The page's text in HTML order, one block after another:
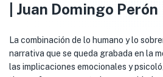
| Juan Domingo Perón
La combinación de lo humano y lo
narrativa que se queda grabada en la
las implicaciones emocionales y